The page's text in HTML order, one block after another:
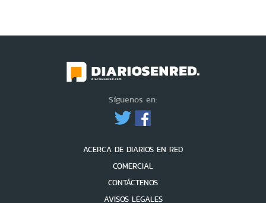
Síguenos en:
ACERCA DE DIARIOS EN RED
COMERCIAL
CONTÁCTENOS
AVISOS LEGALES